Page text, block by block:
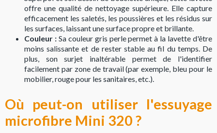
offre une qualité de nettoyage supérieure. Elle capture
efficacement les saletés, les poussières et les résidus sur
les surfaces, laissant une surface propre et brillante.
Couleur :Sa couleur gris perle permet à la lavette d'être
moins salissante et de rester stable au fil du temps. De
plus, son surjet inaltérable permet de l'identifier
facilement par zone de travail (par exemple, bleu pour le
mobilier, rouge pour les sanitaires, etc.).
Où peut-on utiliser l'essuyage
microfibre Mini 320 ?